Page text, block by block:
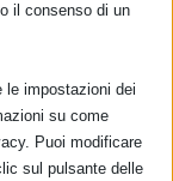
il consenso di un
le impostazioni dei
su come
Puoi modificare
sul pulsante delle